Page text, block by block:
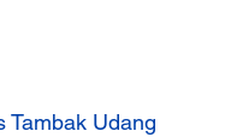
Tambak Udang